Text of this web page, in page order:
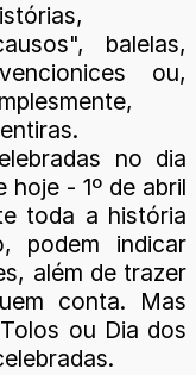
balelas,
ou,
no dia
hoje - 1º de abril
toda a história
podem indicar
além de trazer
conta. Mas
ou Dia dos